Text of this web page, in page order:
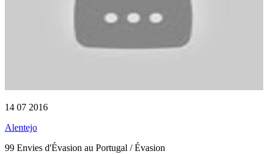
14 07 2016
Alentejo
99 Envies d'Évasion au Portugal / Évasion